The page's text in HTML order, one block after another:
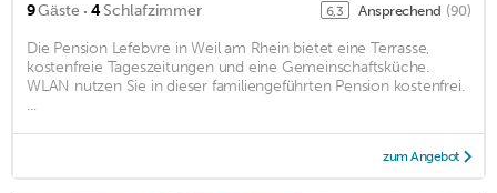
9Gäste · 4Schlafzimmer 6,3 Ansprechend (90)
Die Pension Lefebvre in Weil am Rhein bietet eine Terrasse,
kostenfreie Tageszeitungen und eine Gemeinschaftsküche.
WLAN nutzen Sie in dieser familiengeführten Pension kostenfrei.
...
zum Angebot